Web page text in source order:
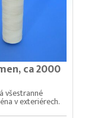
ca 2000
všestranné
v exteriérech.